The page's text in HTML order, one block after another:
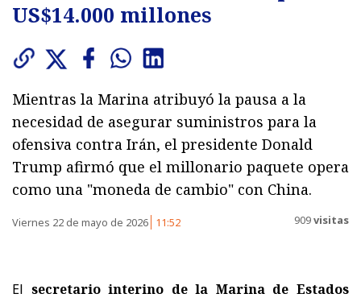
US$14.000 millones
Mientras la Marina atribuyó la pausa a la
necesidad de asegurar suministros para la
ofensiva contra Irán, el presidente Donald
Trump afirmó que el millonario paquete opera
como una "moneda de cambio" con China.
Viernes 22 de mayo de 2026 11:52 909visitas
El secretario interino de la Marina de Estados